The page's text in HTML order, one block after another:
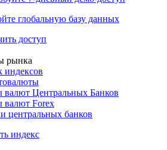
инвестора
7-дневный
глобальную базу данных
доступ
рынка
индексов
валют Центральных Банков